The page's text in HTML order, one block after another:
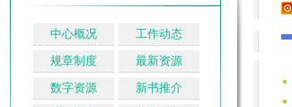
中心概况
工作动态
规章制度
最新资源
数字资源
新书推介